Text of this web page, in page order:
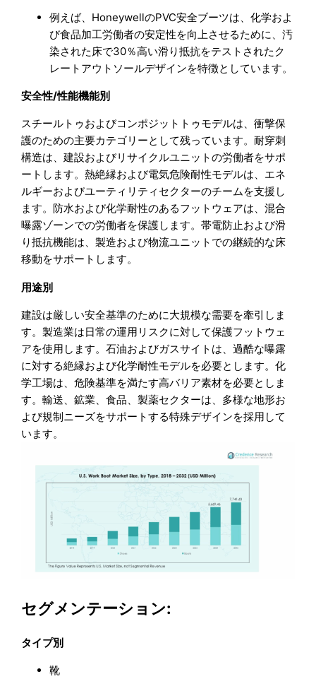
例えば、HoneywellのPVC安全ブーツは、化学およ
び食品加工労働者の安定性を向上させるために、汚
染された床で30％高い滑り抵抗をテストされたク
レートアウトソールデザインを特徴としています。
安全性/性能機能別
スチールトゥおよびコンポジットトゥモデルは、衝撃保
護のための主要カテゴリーとして残っています。耐穿刺
構造は、建設およびリサイクルユニットの労働者をサポ
ートします。熱絶縁および電気危険耐性モデルは、エネ
ルギーおよびユーティリティセクターのチームを支援し
ます。防水および化学耐性のあるフットウェアは、混合
曝露ゾーンでの労働者を保護します。帯電防止および滑
り抵抗機能は、製造および物流ユニットでの継続的な床
移動をサポートします。
用途別
建設は厳しい安全基準のために大規模な需要を牽引しま
す。製造業は日常の運用リスクに対して保護フットウェ
アを使用します。石油およびガスサイトは、過酷な曝露
に対する絶縁および化学耐性モデルを必要とします。化
学工場は、危険基準を満たす高バリア素材を必要としま
す。輸送、鉱業、食品、製薬セクターは、多様な地形お
よび規制ニーズをサポートする特殊デザインを採用して
います。
セグメンテーション:
タイプ別
靴